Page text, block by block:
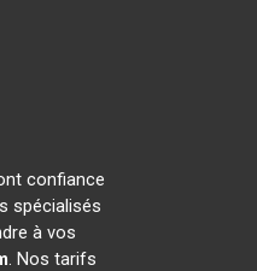
confiance
spécialisés
à vos
. Nos tarifs